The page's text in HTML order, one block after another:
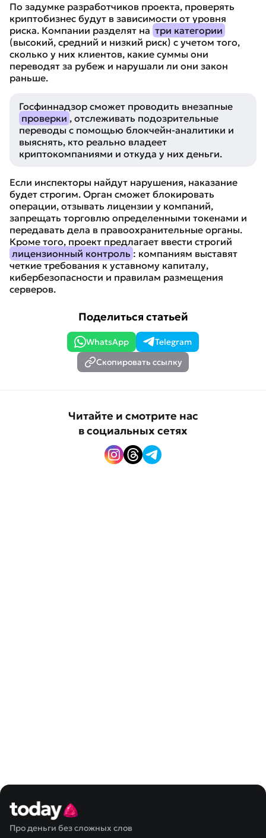
По задумке разработчиков проекта, проверять
криптобизнес будут в зависимости от уровня
риска. Компании разделят на три категории
(высокий, средний и низкий риск) с учетом того,
сколько у них клиентов, какие суммы они
переводят за рубеж и нарушали ли они закон
раньше.
Госфиннадзор сможет проводить внезапные
проверки , отслеживать подозрительные
переводы с помощью блокчейн-аналитики и
выяснять, кто реально владеет
криптокомпаниями и откуда у них деньги.
Если инспекторы найдут нарушения, наказание
будет строгим. Орган сможет блокировать
операции, отзывать лицензии у компаний,
запрещать торговлю определенными токенами и
передавать дела в правоохранительные органы.
Кроме того, проект предлагает ввести строгий
лицензионный контроль : компаниям выставят
четкие требования к уставному капиталу,
кибербезопасности и правилам размещения
серверов.
Поделиться статьей
WhatsApp
Telegram
Скопировать ссылку
Читайте и смотрите нас
в социальных сетях
Про деньги без сложных слов